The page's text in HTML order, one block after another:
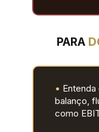
PARA
•
balanço,
como